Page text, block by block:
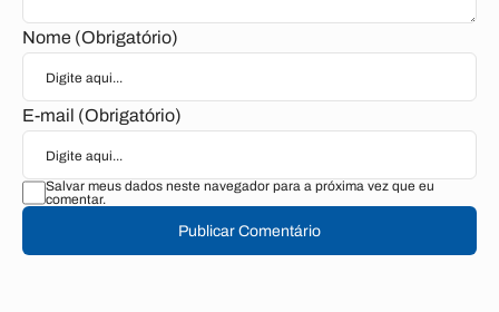
Nome (Obrigatório)
E-mail (Obrigatório)
Salvar meus dados neste navegador para a próxima vez que eu
comentar.
Publicar Comentário